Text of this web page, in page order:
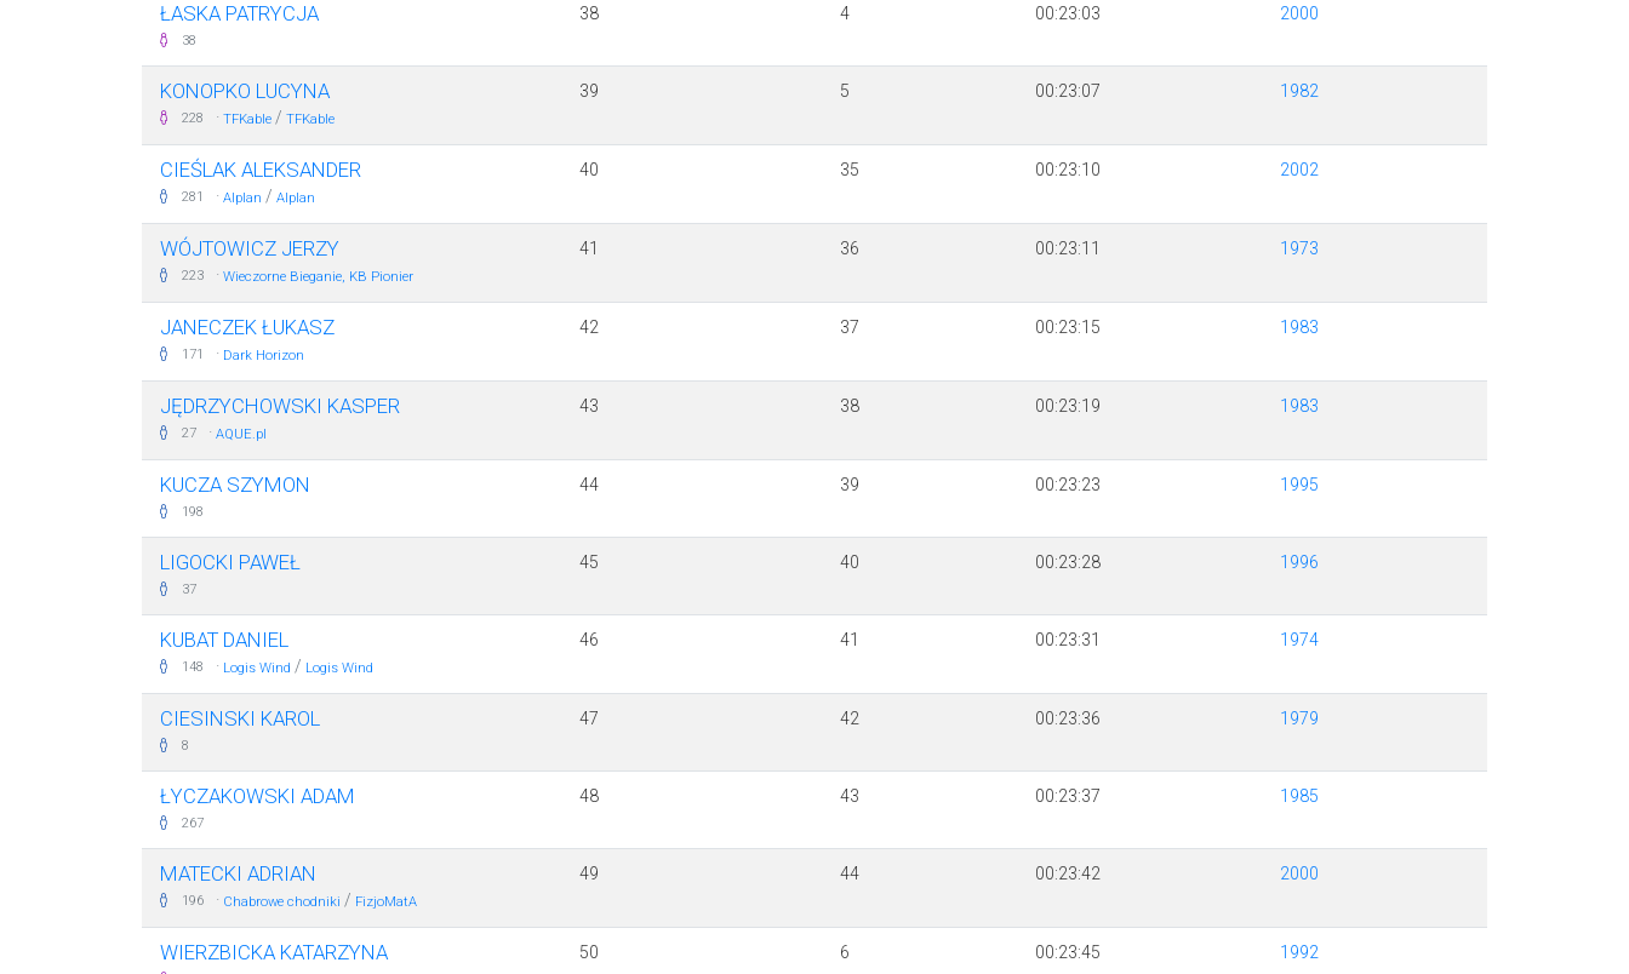
ŁASKA PATRYCJA
38
38 4 00:23:03 2000
KONOPKO LUCYNA
228 · TFKable / TFKable
39 5 00:23:07 1982
CIEŚLAK ALEKSANDER
281 · Alplan / Alplan
40 35 00:23:10 2002
WÓJTOWICZ JERZY
223 · Wieczorne Bieganie, KB Pionier
41 36 00:23:11 1973
JANECZEK ŁUKASZ
171 · Dark Horizon
42 37 00:23:15 1983
JĘDRZYCHOWSKI KASPER
27 · AQUE.pl
43 38 00:23:19 1983
KUCZA SZYMON
198
44 39 00:23:23 1995
LIGOCKI PAWEŁ
37
45 40 00:23:28 1996
KUBAT DANIEL
148 · Logis Wind / Logis Wind
46 41 00:23:31 1974
CIESINSKI KAROL
8
47 42 00:23:36 1979
ŁYCZAKOWSKI ADAM
267
48 43 00:23:37 1985
MATECKI ADRIAN
196 · Chabrowe chodniki / FizjoMatA
49 44 00:23:42 2000
WIERZBICKA KATARZYNA 50 6 00:23:45 1992